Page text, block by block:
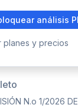
1008/
aéreos,
análisis
planes y precios
N.o 1/2026